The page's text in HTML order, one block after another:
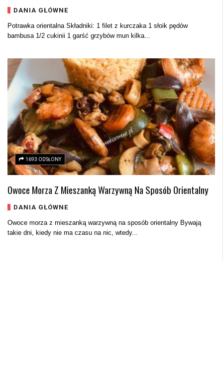
DANIA GŁÓWNE
Potrawka orientalna Składniki: 1 filet z kurczaka 1 słoik pędów
bambusa 1/2 cukinii 1 garść grzybów mun kilka...
1693 ODSŁONY
Owoce Morza Z Mieszanką Warzywną Na Sposób Orientalny
DANIA GŁÓWNE
Owoce morza z mieszanką warzywną na sposób orientalny Bywają
takie dni, kiedy nie ma czasu na nic, wtedy...